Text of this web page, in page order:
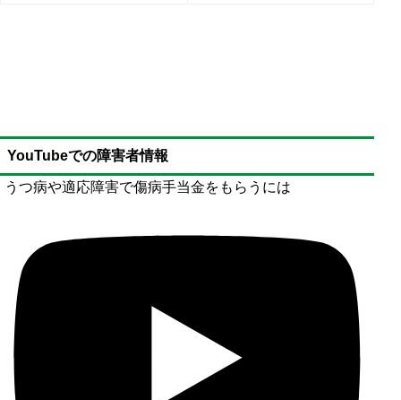
YouTubeでの障害者情報
うつ病や適応障害で傷病手当金をもらうには